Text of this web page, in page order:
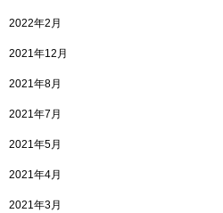
2022年2月
2021年12月
2021年8月
2021年7月
2021年5月
2021年4月
2021年3月